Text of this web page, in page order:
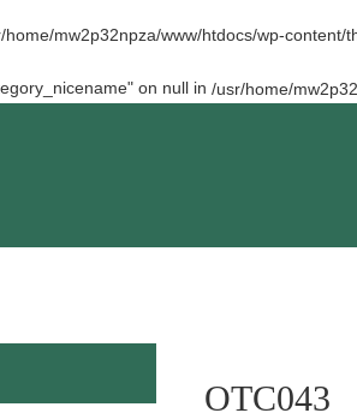
home/mw2p32npza/www/htdocs/wp-content/
on null in /usr/home/
OTC043